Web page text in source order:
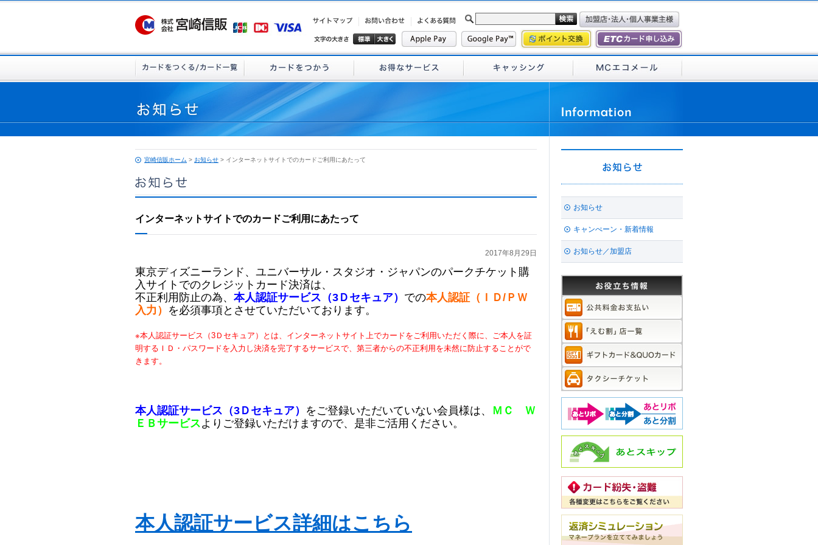
宮崎信販ホーム > お知らせ > インターネットサイトでのカードご利用にあたって
インターネットサイトでのカードご利用にあたって
2017年8月29日
東京ディズニーランド、ユニバーサル・スタジオ・ジャパンのパークチケット購
入サイトでのクレジットカード決済は、
不正利用防止の為、 本人認証サービス（3Ｄセキュア） での本人認証（ＩＤ/ＰＷ
入力） を必須事項とさせていただいております。
※本人認証サービス（3Ｄセキュア）とは、インターネットサイト上でカードをご利用いただく際に、ご本人を証
明するＩＤ・パスワードを入力し決済を完了するサービスで、第三者からの不正利用を未然に防止することがで
きます。
本人認証サービス（3Ｄセキュア） をご登録いただいていない会員様は、
ＭＣ Ｗ
ＥＢサービスよりご登録いただけますので、是非ご活用ください。
本人認証サービス詳細はこちら
お知らせ
キャンぺーン・新着情報
お知らせ／加盟店